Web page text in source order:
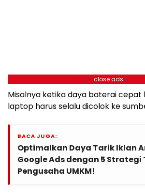
close ads
Misalnya ketika daya baterai cepat
laptop harus selalu dicolok ke
BACA JUGA:
Optimalkan Daya Tarik Iklan
Google Ads dengan 5
Pengusaha UMKM!